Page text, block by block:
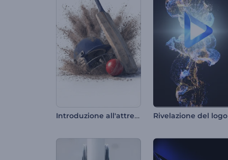
Introduzione all'attrezzatura da cricket